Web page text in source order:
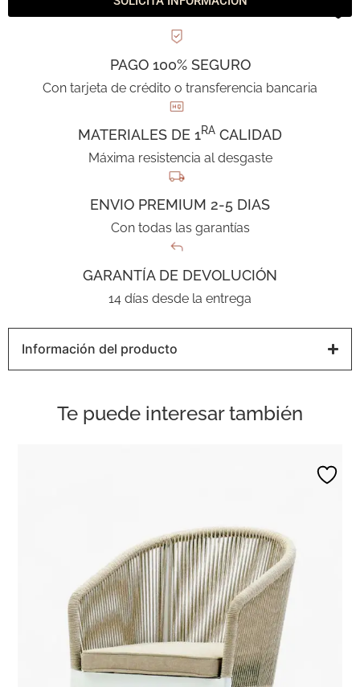
PAGO 100% SEGURO
Con tarjeta de crédito o transferencia bancaria
MATERIALES DE 1RA CALIDAD
Máxima resistencia al desgaste
ENVIO PREMIUM 2-5 DIAS
Con todas las garantías
GARANTÍA DE DEVOLUCIÓN
14 días desde la entrega
Información del producto
Te puede interesar también